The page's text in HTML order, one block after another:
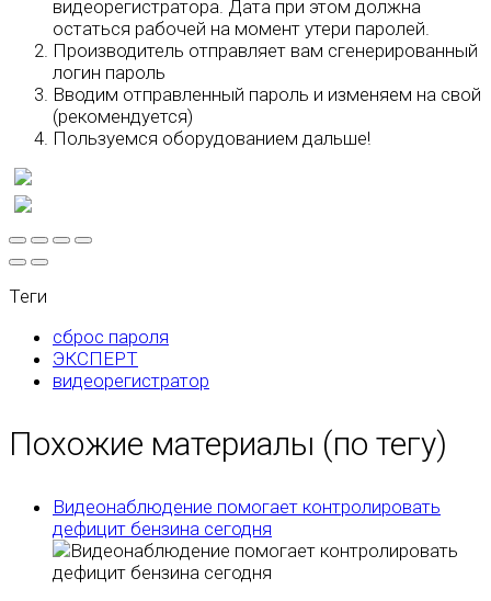
видеорегистратора. Дата при этом должна
остаться рабочей на момент утери паролей.
Производитель отправляет вам сгенерированный
логин пароль
Вводим отправленный пароль и изменяем на свой
(рекомендуется)
Пользуемся оборудованием дальше!
Теги
сброс пароля
ЭКСПЕРТ
видеорегистратор
Похожие материалы (по тегу)
Видеонаблюдение помогает контролировать
дефицит бензина сегодня